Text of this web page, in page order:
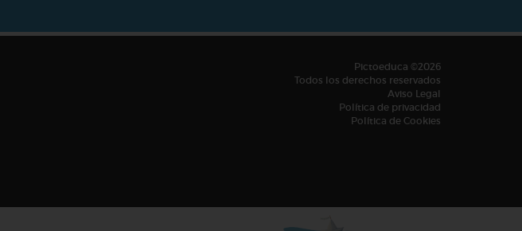
Pictoeduca ©2026
Todos los derechos reservados
Aviso Legal
Política de privacidad
Política de Cookies